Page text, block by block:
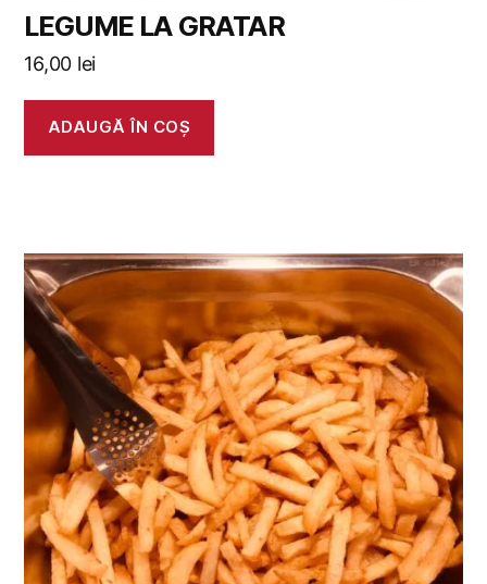
LEGUME LA GRATAR
16,00 lei
ADAUGĂ ÎN COȘ